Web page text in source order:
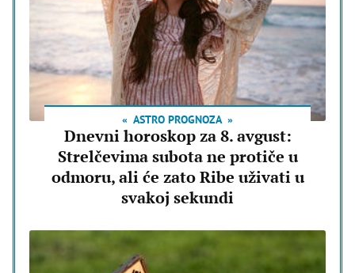
ASTRO PROGNOZA
Dnevni horoskop za 8. avgust:
Strelčevima subota ne protiče u
odmoru, ali će zato Ribe uživati u
svakoj sekundi